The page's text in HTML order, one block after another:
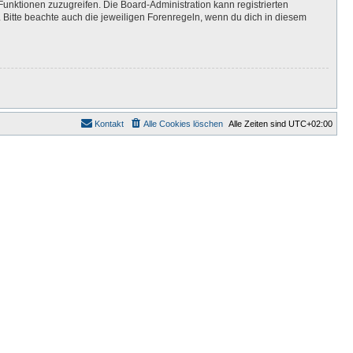
zuzugreifen. Die Board-Administration kann registrierten
beachte auch die jeweiligen Forenregeln, wenn du dich in diesem
Alle Zeiten sind UTC+02:00
Alle Cookies löschen
Kontakt